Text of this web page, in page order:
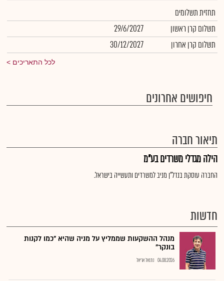
תחזית תשלומים
תשלום קרן ראשון
29/6/2027
תשלום קרן אחרון
30/12/2027
לכל התאריכים
חיפושים אחרונים
תיאור חברה
הילה מגדלי משרדים בע"מ
החברה עוסקת בנדל"ן מניב למשרדים ותעשייה בישראל.
חדשות
מנהל ההשקעות שממליץ על מניה שהיא "כמו לקנות
בונקר"
04.08.2026 נתנאל אריאל